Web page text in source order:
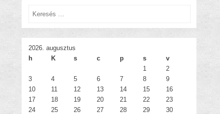
Keresés
2026. augusztus
h
K s c p s
v
1
2
3
4 5 6 7 8
9
10
11 12 13 14 15
16
17
18 19 20 21 22
23
24
25 26 27 28 29
30